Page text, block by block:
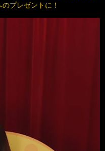
プレゼントに！